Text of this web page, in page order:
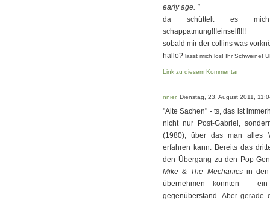
early age. "
da schüttelt es mich!
schappatmung!!!einself!!!!
sobald mir der collins was
hallo? lasst mich los! Ihr Schweine!
Link zu diesem Kommentar
nnier, Dienstag, 23. August 2011,
"Alte Sachen" - ts, das ist
nicht nur Post-Gabriel,
(1980), über das man alles
erfahren kann. Bereits das
den Übergang zu den Pop-
Mike & The Mechanicsin den
übernehmen konnten -
gegenüberstand. Aber